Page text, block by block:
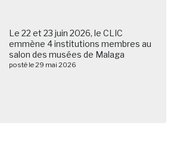
Le 22 et 23 juin 2026, le CLIC
emmène 4 institutions membres au
salon des musées de Malaga
posté le 29 mai 2026